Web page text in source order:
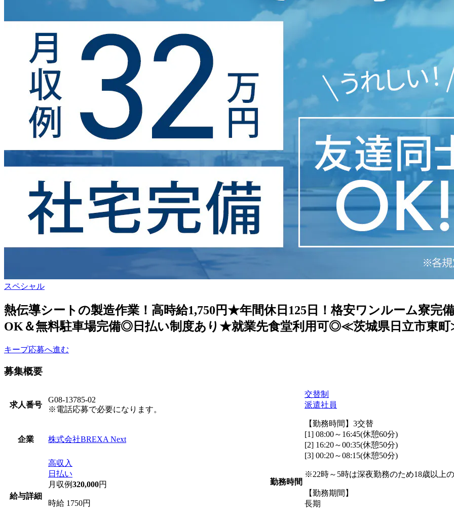
スペシャル
熱伝導シートの製造作業！高時給1,750円★年間休日125日！格安ワンルーム寮完
OK＆無料駐車場完備◎日払い制度あり★就業先食堂利用可◎≪茨城県日立市東
キープ応募へ進む
募集概要
求人番号
G08-13785-02
※電話応募で必要になります。
企業 株式会社BREXA Next
給与詳細
高収入
日払い
月収例320,000円
時給 1750円
勤務時間
交替制
派遣社員
【勤務時間】3交替
[1] 08:00～16:45(休憩60分)
[2] 16:20～00:35(休憩50分)
[3] 00:20～08:15(休憩50分)
※22時～5時は深夜勤務のため18歳以上
【勤務期間】
長期